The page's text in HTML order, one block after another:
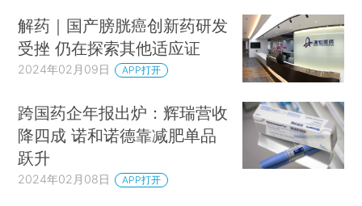
解药｜国产膀胱癌创新药研发
受挫 仍在探索其他适应证
2024年02月09日 APP打开
跨国药企年报出炉：辉瑞营收
降四成 诺和诺德靠减肥单品
跃升
2024年02月08日 APP打开